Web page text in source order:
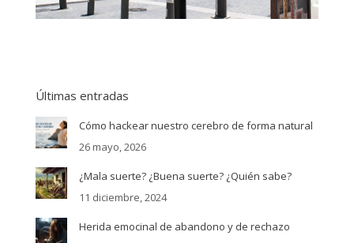
Últimas entradas
Cómo hackear nuestro cerebro de forma natural
26 mayo, 2026
¿Mala suerte? ¿Buena suerte? ¿Quién sabe?
11 diciembre, 2024
Herida emocinal de abandono y de rechazo